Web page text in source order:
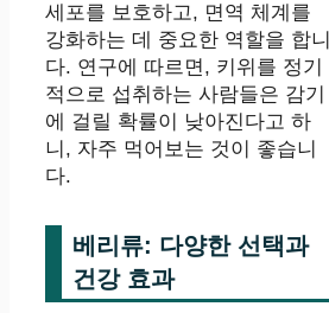
세포를 보호하고, 면역 체계를
강화하는 데 중요한 역할을 합니
다. 연구에 따르면, 키위를 정기
적으로 섭취하는 사람들은 감기
에 걸릴 확률이 낮아진다고 하
니, 자주 먹어보는 것이 좋습니
다.
베리류: 다양한 선택과
건강 효과